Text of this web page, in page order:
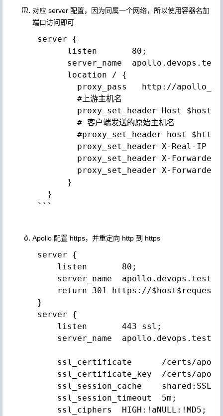
对应 server 配置，因为同属一个网络，所以使用容器名加
端口访问即可
server {
       listen       80;
server_name
       location / {
proxy_pass   http://
         #上游主机名
         proxy_set_header Host $host;
         # 客户端发送的原始主机名
#proxy_set_header host
proxy_set_header X-Real-IP
proxy_set_header X-
proxy_set_header X-
       }
   }
```
Apollo 配置 https，并重定向 http 到 https
server {
     listen       80;
server_name
return 301 https://
}
server {
     listen       443 ssl;
server_name
ssl_certificate      /certs/
ssl_certificate_key  /certs/
ssl_session_cache
     ssl_session_timeout  5m;
     ssl_ciphers  HIGH:!aNULL:!MD5;